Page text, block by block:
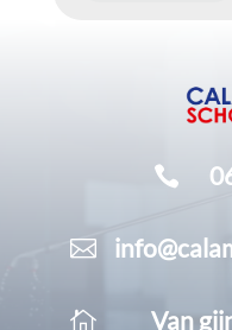


 Van